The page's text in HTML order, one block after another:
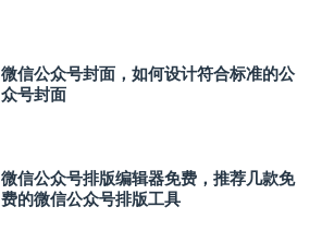
微信公众号封面，如何设计符合标准的公
众号封面
微信公众号排版编辑器免费，推荐几款免
费的微信公众号排版工具